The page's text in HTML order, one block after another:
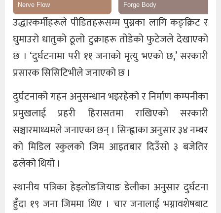
उद्धारकर्मीहरूले पीडितहरूसम्म पुग्नका लागि कङ्क्रिट र
घुमाउरो धातुको ठूलो टुक्राहरू तोडेको फुटेजले देखाएको
छ । ‘दुर्घटनामा परी ११ जनाको मृत्यु भएको छ,’ सरकारी
प्रसारक सिसिटिभीले जनाएको छ ।
दुर्घटनाको गहन अनुसन्धान भइरहेको र निर्माण कम्पनीका
प्रमुखलाई प्रहरी हिरासतमा राखिएको सरकारी
सञ्चारमाध्यमले जनाएका छन् । सिन्ह्वाका अनुसार ३४ नम्बर
को मिडिल स्कुलको जिम आइतबार दिउँसो ३ बजेतिर
ढलेको थियो ।
स्थानीय पत्रिका हेइलोङजियाङ डेलीका अनुसार दुर्घटना
हुँदा १९ जना जिममा थिए । चार जनालाई भग्नावशेषबाट